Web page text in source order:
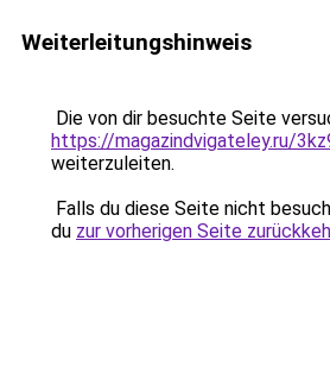
Weiterleitungshinweis
Die von dir besuchte Seite
https://magazindvigateley.ru/
weiterzuleiten.
Falls du diese Seite nicht
du zur vorherigen Seite